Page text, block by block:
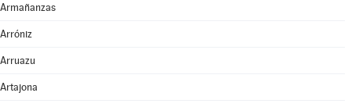
Armañanzas
Arróniz
Arruazu
Artajona